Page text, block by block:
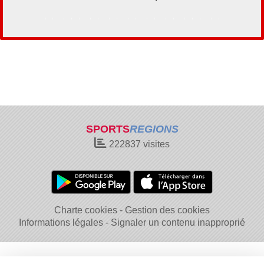
SPORTSREGIONS
222837 visites
Charte cookies
Gestion des cookies
Informations légales
Signaler un contenu inapproprié